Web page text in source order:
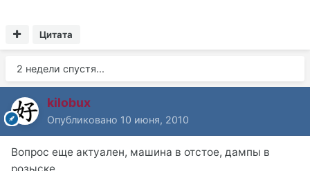
Цитата
2 недели спустя...
kilobux
Опубликовано 10 июня, 2010
Вопрос еще актуален, машина в отстое, дампы в
розыске